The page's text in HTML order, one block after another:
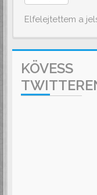
Elfelejtettem a
KÖVESS